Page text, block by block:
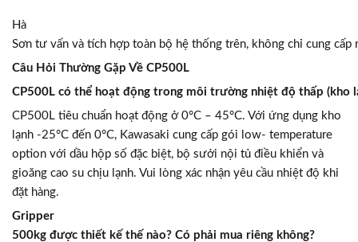
Hà
Sơn tư vấn và tích hợp toàn bộ hệ thống trên, không chỉ cung cấp
Câu Hỏi Thường Gặp Về CP500L
CP500L có thể hoạt động trong môi trường nhiệt độ thấp (kho
CP500L tiêu chuẩn hoạt động ở 0°C – 45°C. Với ứng dụng kho
lạnh -25°C đến 0°C, Kawasaki cung cấp gói low- temperature
option với dầu hộp số đặc biệt, bộ sưởi nội tủ điều khiển và
gioăng cao su chịu lạnh. Vui lòng xác nhận yêu cầu nhiệt độ khi
đặt hàng.
Gripper
500kg được thiết kế thế nào? Có phải mua riêng không?